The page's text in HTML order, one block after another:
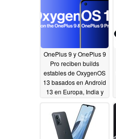
OnePlus 9 y OnePlus 9
Pro reciben builds
estables de OxygenOS
13 basados en Android
13 en Europa, India y